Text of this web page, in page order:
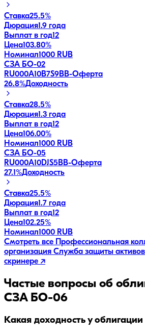
Ставка25.5%
Дюрация1.9 года
Выплат в год12
Цена103.80%
Номинал1000 RUB
СЗА БО-02
RU000A10B7S9BB-Оферта
26.8%Доходность
Ставка28.5%
Дюрация1.3 года
Выплат в год12
Цена106.00%
Номинал1000 RUB
СЗА БО-05
RU000A10DJS5 BB-Оферта
27.1%Доходность
Ставка25.5%
Дюрация1.7 года
Выплат в год12
Цена102.25%
Номинал1000 RUB
Смотреть все Профессиональная
организация Служба защиты активов
скринере ↗
Частые вопросы об
СЗА БО-06
Какая доходность у